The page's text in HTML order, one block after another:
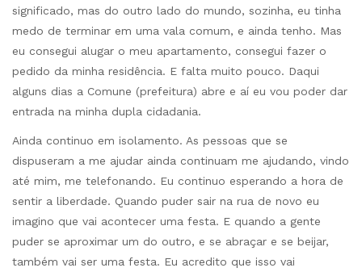
significado, mas do outro lado do mundo, sozinha, eu tinha
medo de terminar em uma vala comum, e ainda tenho. Mas
eu consegui alugar o meu apartamento, consegui fazer o
pedido da minha residência. E falta muito pouco. Daqui
alguns dias a Comune (prefeitura) abre e aí eu vou poder dar
entrada na minha dupla cidadania.
Ainda continuo em isolamento. As pessoas que se
dispuseram a me ajudar ainda continuam me ajudando, vindo
até mim, me telefonando. Eu continuo esperando a hora de
sentir a liberdade. Quando puder sair na rua de novo eu
imagino que vai acontecer uma festa. E quando a gente
puder se aproximar um do outro, e se abraçar e se beijar,
também vai ser uma festa. Eu acredito que isso vai